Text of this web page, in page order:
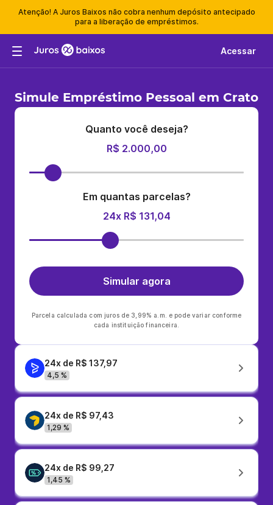
Atenção! A Juros Baixos não cobra nenhum depósito antecipado
para a liberação de empréstimos.
Acessar
Simule Empréstimo Pessoal em Crato
Quanto você deseja?
R$ 2.000,00
Em quantas parcelas?
24x R$ 131,04
Simular agora
Parcela calculada com juros de 3,99% a.m. e pode variar conforme
cada instituição financeira.
24x de R$ 137,97
4,5 %
24x de R$ 97,43
1,29 %
24x de R$ 99,27
1,45 %